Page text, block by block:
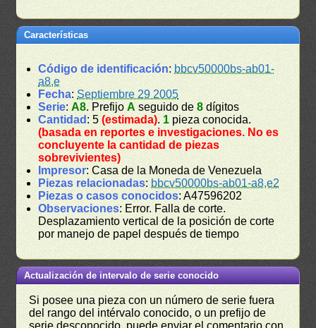
Características
Código de identificación: bbcv50000bs-ab01-
a8,e
Fecha: Septiembre 29 2005
Serie:A8. PrefijoA seguido de8 dígitos
Cantidad : 5(estimada). 1 pieza conocida.
(basada en reportes e investigaciones. No es
concluyente la cantidad de piezas
sobrevivientes)
Impresor: Casa de la Moneda de Venezuela
Piezas relacionadas: bbcv50000bs-ab01-a8,e2
Piezas o casos conocidos: A47596202
Observaciones: Error. Falla de corte.
Desplazamiento vertical de la posición de corte
por manejo de papel después de tiempo
Actualización de intervalo de serie conocido
Si posee una pieza con un número de serie fuera
del rango del intérvalo conocido, o un prefijo de
serie desconocido, puede enviar el comentario con